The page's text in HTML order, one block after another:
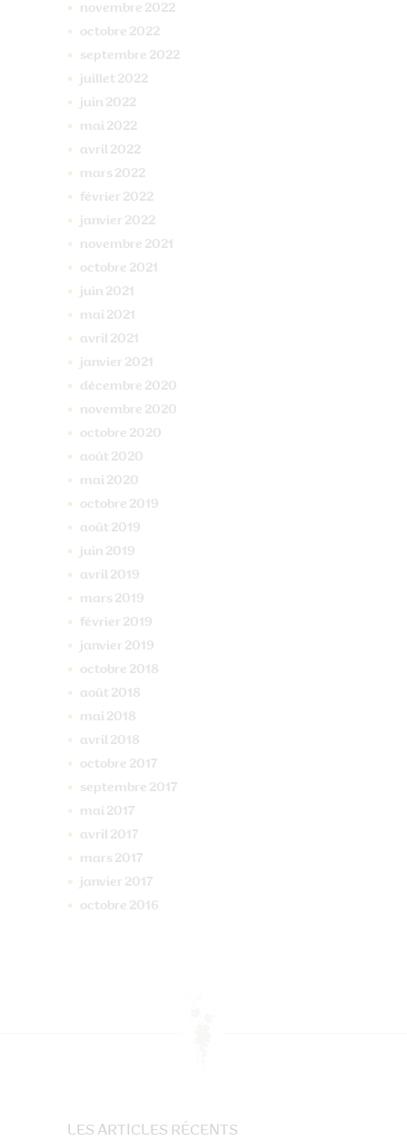
novembre 2022
octobre 2022
septembre 2022
juillet 2022
juin 2022
mai 2022
avril 2022
mars 2022
février 2022
janvier 2022
novembre 2021
octobre 2021
juin 2021
mai 2021
avril 2021
janvier 2021
décembre 2020
novembre 2020
octobre 2020
août 2020
mai 2020
octobre 2019
août 2019
juin 2019
avril 2019
mars 2019
février 2019
janvier 2019
octobre 2018
août 2018
mai 2018
avril 2018
octobre 2017
septembre 2017
mai 2017
avril 2017
mars 2017
janvier 2017
octobre 2016
LES ARTICLES RÉCENTS